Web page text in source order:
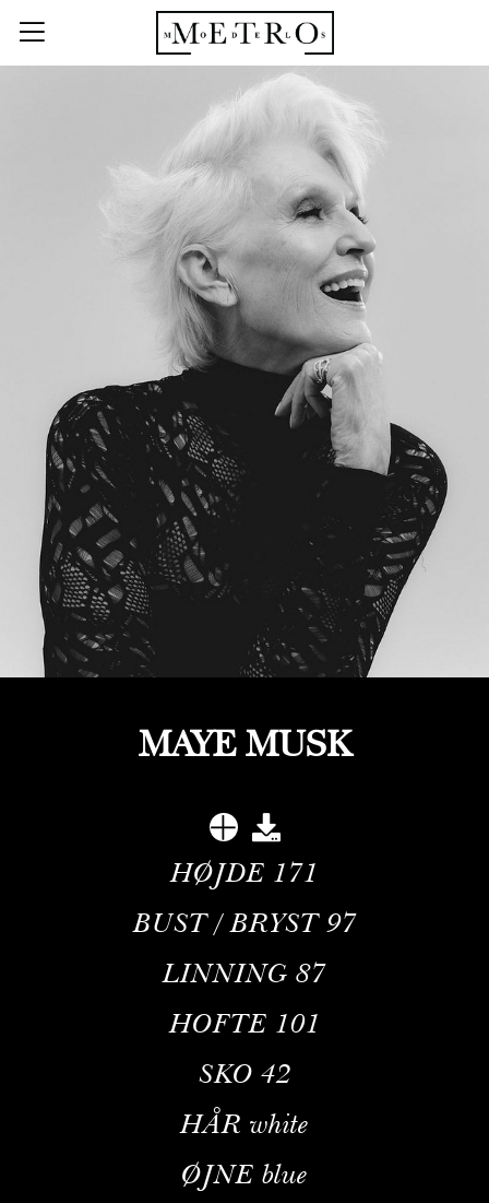
MAYE MUSK
HØJDE 171
BUST / BRYST97
LINNING 87
HOFTE 101
SKO 42
HÅR white
ØJNE blue